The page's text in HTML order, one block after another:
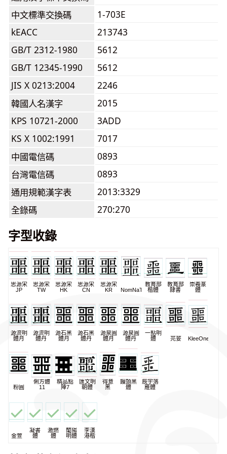
中文標準交換碼
1-703E
kEACC
213743
GB/T 2312-1980
5612
GB/T 12345-1990
5612
JIS X 0213:2004
2246
韓國人名漢字
2015
KPS 10721-2000
3ADD
KS X 1002:1991
7017
中國電信碼
0893
台灣電信碼
0893
通用規範漢字表
2013:3329
全錄碼
270:270
字型收錄
思源宋
JP
思源宋
TW
思源宋
HK
思源宋
CN
思源宋
KR
NomNaTong
教育部
楷體
教育部
隸書
崇羲篆
體
源流明
體月
源流明
體丹
源石黑
體月
源石黑
體丹
源泉圓
體月
源泉圓
體丹
一點明
體
芫荽 KleeOne
粉圓
俐方體
11
精品點
陣7
匯文明
朝體
得意
黑
饅頭黑
體
辰宇落
雁體
金萱
凝書
體
激燃
體
蘭陽
明體
李漢
港楷